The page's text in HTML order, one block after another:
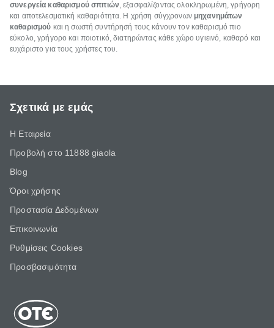
συνεργεία καθαρισμού σπιτιών, εξασφαλίζοντας ολοκληρωμένη, γρήγορη
και αποτελεσματική καθαριότητα. Η χρήση σύγχρονων μηχανημάτων
καθαρισμού και η σωστή συντήρησή τους κάνουν τον καθαρισμό πιο
εύκολο, γρήγορο και ποιοτικό, διατηρώντας κάθε χώρο υγιεινό, καθαρό και
ευχάριστο για τους χρήστες του.
Σχετικά με εμάς
Η Εταιρεία
Προβολή στο 11888 giaola
Blog
Όροι χρήσης
Προστασία Δεδομένων
Επικοινωνία
Ρυθμίσεις Cookies
Προσβασιμότητα